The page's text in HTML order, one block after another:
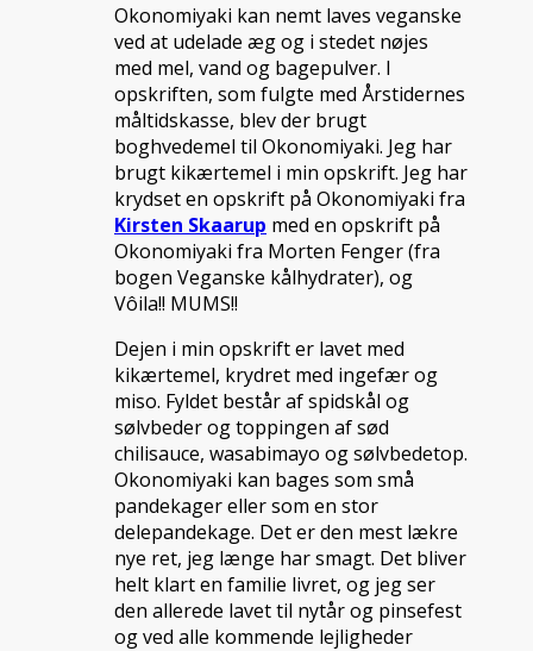
Okonomiyaki kan nemt laves veganske
ved at udelade æg og i stedet nøjes
med mel, vand og bagepulver. I
opskriften, som fulgte med Årstidernes
måltidskasse, blev der brugt
boghvedemel til Okonomiyaki. Jeg har
brugt kikærtemel i min opskrift. Jeg har
krydset en opskrift på Okonomiyaki fra
Kirsten Skaarup med en opskrift på
Okonomiyaki fra Morten Fenger (fra
bogen Veganske kålhydrater), og
Vôila!! MUMS!!
Dejen i min opskrift er lavet med
kikærtemel, krydret med ingefær og
miso. Fyldet består af spidskål og
sølvbeder og toppingen af sød
chilisauce, wasabimayo og sølvbedetop.
Okonomiyaki kan bages som små
pandekager eller som en stor
delepandekage. Det er den mest lækre
nye ret, jeg længe har smagt. Det bliver
helt klart en familie livret, og jeg ser
den allerede lavet til nytår og pinsefest
og ved alle kommende lejligheder